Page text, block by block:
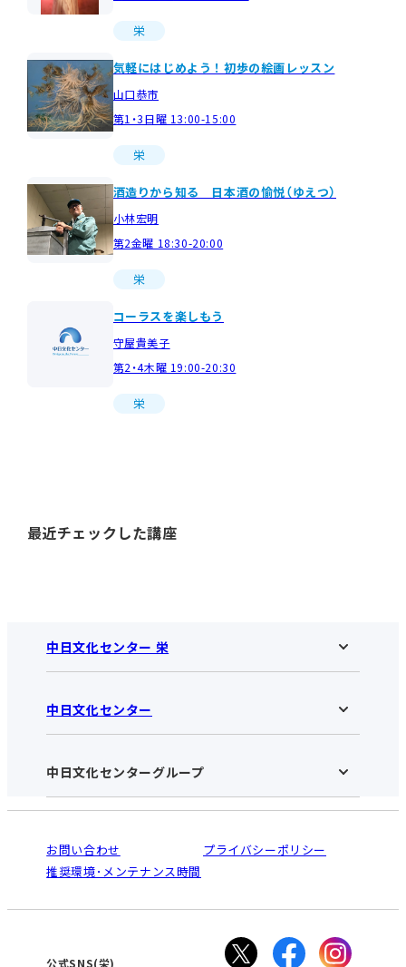
栄
気軽にはじめよう！初歩の絵画レッスン
山口恭市
第1・3日曜 13:00-15:00
栄
酒造りから知る 日本酒の愉悦（ゆえつ）
小林宏明
第2金曜 18:30-20:00
栄
コーラスを楽しもう
守屋貴美子
第2・4木曜 19:00-20:30
栄
最近チェックした講座
中日文化センター 栄
中日文化センター 栄HOME
お知らせ
アクセス･営業時間
お申し込みの流れ
入会と受講のご案内
中日文化センター
中日文化センターHOME
中日文化センターとは
受講規約・会員特典
ご利用ガイド
オンライン講座受講の手順
WEBサイトのよくある質問
中日文化センターグループ
南大高
犬山
高蔵寺
大垣
津
お問い合わせ
プライバシーポリシー
推奨環境･メンテナンス時間
公式SNS(栄)